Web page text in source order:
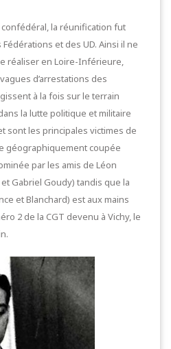
la réunification fut
et des UD. Ainsi il ne
réaliser en Loire-Inférieure,
d’arrestations des
à la fois sur le terrain
la lutte politique et militaire
sont les principales victimes de
géographiquement coupée
par les amis de Léon
Gabriel Goudy) tandis que la
et Blanchard) est aux mains
2 de la CGT devenu à Vichy, le